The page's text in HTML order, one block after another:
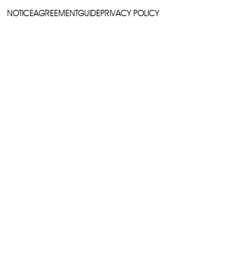
NOTICEAGREEMENTGUIDEPRIVACY POLICY